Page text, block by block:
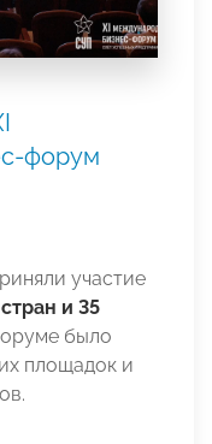
форум
участие
и 35
было
площадок и